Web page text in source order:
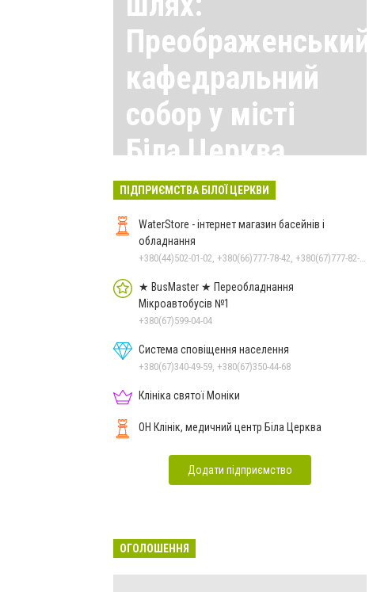
Преображенський
кафедральний
собор у місті
Біла Церква
Всі матеріали тут
ПІДПРИЄМСТВА БІЛОЇ ЦЕРКВИ
WaterStore - інтернет магазин басейнів і
обладнання
★ BusMaster ★ Переобладнання
Мікроавтобусів №1
+380(67)599-04-04
Система сповіщення населення
+380(67)340-49-59, +380(67)350-44-68
Клініка святої Моніки
ОН Клінік, медичний центр Біла Церква
Додати підприємство
ОГОЛОШЕННЯ